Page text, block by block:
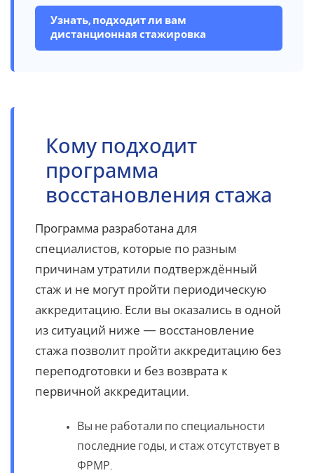
Узнать, подходит ли вам
дистанционная стажировка
Кому подходит
программа
восстановления стажа
Программа разработана для
специалистов, которые по разным
причинам утратили подтверждённый
стаж и не могут пройти периодическую
аккредитацию. Если вы оказались в одной
из ситуаций ниже — восстановление
стажа позволит пройти аккредитацию без
переподготовки и без возврата к
первичной аккредитации.
Вы не работали по специальности
последние годы, и стаж отсутствует в
ФРМР.